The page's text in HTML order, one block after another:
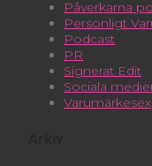
Påverkarna
Personligt
Podcast
PR
Signerat Edit
Sociala